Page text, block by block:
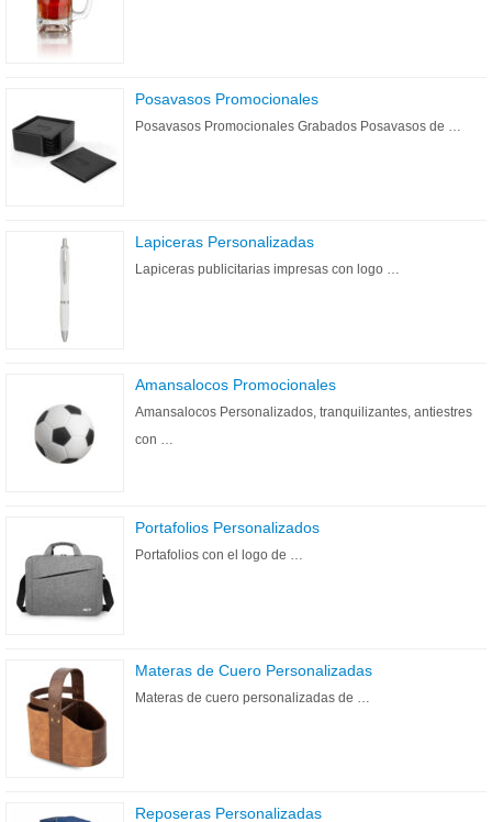
Posavasos Promocionales
Posavasos Promocionales Grabados Posavasos de …
Lapiceras Personalizadas
Lapiceras publicitarias impresas con logo …
Amansalocos Promocionales
Amansalocos Personalizados, tranquilizantes, antiestres
con …
Portafolios Personalizados
Portafolios con el logo de …
Materas de Cuero Personalizadas
Materas de cuero personalizadas de …
Reposeras Personalizadas